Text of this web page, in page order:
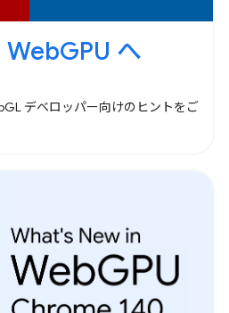
へ
デベロッパー向けのヒントをご